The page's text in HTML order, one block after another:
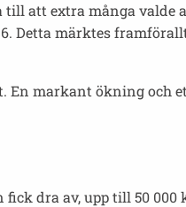
till att extra många valde
Detta märktes
En markant ökning och
dra av, upp till 50